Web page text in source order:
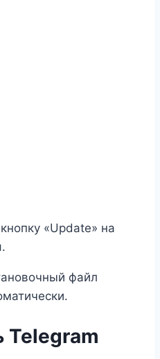
«Update» на
файл
Telegram